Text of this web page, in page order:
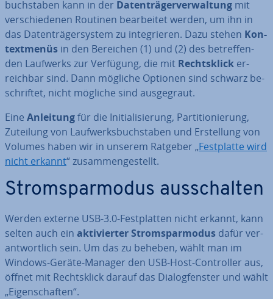
buch­sta­ben kann in der Da­ten­trä­ger­ver­wal­tung mit
ver­schie­de­nen Routinen be­ar­bei­tet werden, um ihn in
das Da­ten­trä­ger­sys­tem zu in­te­grie­ren. Dazu stehen Kon­
text­me­nüs in den Bereichen (1) und (2) des be­tref­fen­
den Laufwerks zur Verfügung, die mit Rechts­klick er­
reich­bar sind. Dann mögliche Optionen sind schwarz be­
schrif­tet, nicht mögliche sind aus­ge­graut.
Eine Anleitungfür die In­itia­li­sie­rung, Par­ti­tio­nie­rung,
Zuteilung von Lauf­werks­buch­sta­ben und Er­stel­lung von
Volumes haben wir in unserem Ratgeber „Fest­plat­te wird
nicht erkannt“ zu­sam­men­ge­stellt.
Strom­spar­mo­dus aus­schal­ten
Werden externe USB-3.0-Fest­plat­ten nicht erkannt, kann
selten auch ein ak­ti­vier­ter Strom­spar­mo­dus dafür ver­
ant­wort­lich sein. Um das zu beheben, wählt man im
Windows-Geräte-Manager den USB-Host-Con­trol­ler aus,
öffnet mit Rechts­klick darauf das Dia­log­fens­ter und wählt
„Ei­gen­schaf­ten“.